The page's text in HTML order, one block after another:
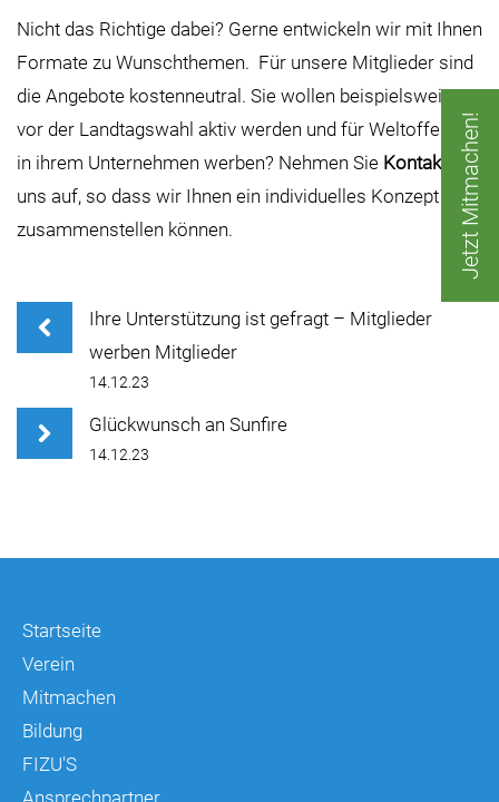
Nicht das Richtige dabei? Gerne entwickeln wir mit Ihnen
Formate zu Wunschthemen. Für unsere Mitglieder sind
die Angebote kostenneutral. Sie wollen beispielsweise
vor der Landtagswahl aktiv werden und für Weltoffenheit
in ihrem Unternehmen werben? Nehmen Sie Kontakt
zu
uns auf, so dass wir Ihnen ein individuelles Konzept
zusammenstellen können.
Ihre Unterstützung ist gefragt – Mitglieder
werben Mitglieder
14.12.23
Glückwunsch an Sunfire
14.12.23
Jetzt Mitmachen!
Startseite
Verein
Mitmachen
Bildung
FIZU'S